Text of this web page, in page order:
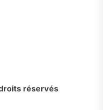
réservés